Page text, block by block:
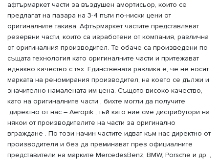
афтърмаркет части за въздушен амортисьор, които се
предлагат на пазара на 3-4 пъти по-ниски цени от
оригиналните такива. Афтърмаркет частите представляват
резервни части, които са изработени от компания, различна
от оригиналния производител. Те обаче са произведени по
същата технология като оригиналните части и притежават
еднакво качество с тях. Единствената разлика е, че не носят
марката на реномирания производител, на което се дължи и
значително намалената им цена. Същото високо качество,
като на оригиналните части , бихте могли да получите
директно от нас – Aeropik , тъй като ние сме дистрибутори на
някои от производителите на части за оригинално
вграждане . По този начин частите идват към нас директно от
производителя и без да преминават през официалните
представители на марките MercedesBenz, BMW, Porsche и др. ,